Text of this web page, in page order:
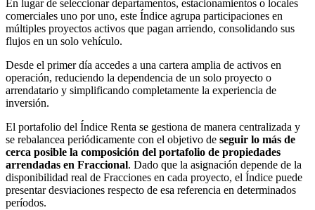
En lugar de seleccionar departamentos, estacionamientos o locales
comerciales uno por uno, este Índice agrupa participaciones en
múltiples proyectos activos que pagan arriendo, consolidando sus
flujos en un solo vehículo.
Desde el primer día accedes a una cartera amplia de activos en
operación, reduciendo la dependencia de un solo proyecto o
arrendatario y simplificando completamente la experiencia de
inversión.
El portafolio del Índice Renta se gestiona de manera centralizada y
se rebalancea periódicamente con el objetivo de seguir lo más de
cerca posible la composición del portafolio de propiedades
arrendadas en Fraccional. Dado que la asignación depende de la
disponibilidad real de Fracciones en cada proyecto, el Índice puede
presentar desviaciones respecto de esa referencia en determinados
períodos.